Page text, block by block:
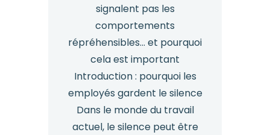
du
éthique
signalent pas les
comportements
répréhensibles... et pourquoi
cela est important
Introduction : pourquoi les
employés gardent le silence
Dans le monde du travail
actuel, le silence peut être